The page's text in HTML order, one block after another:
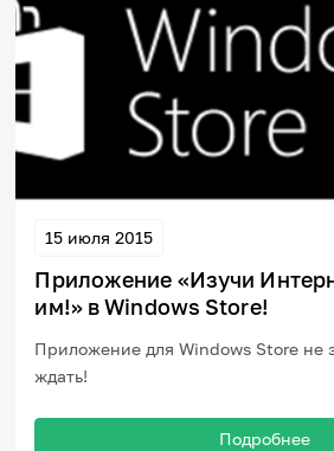
15 июля 2015
Приложение «Изучи
им!» в Windows Store!
Приложение для Windows Store не
ждать!
Подробнее